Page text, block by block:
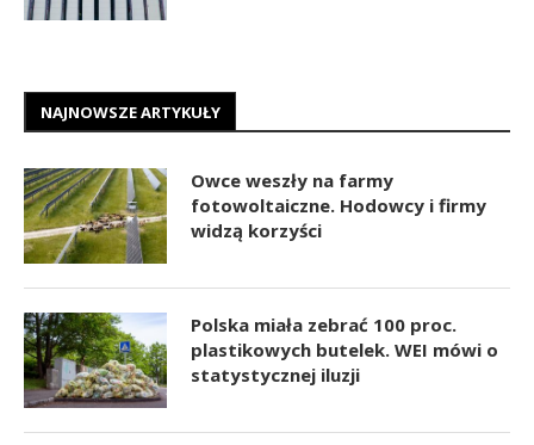
NAJNOWSZE ARTYKUŁY
Owce weszły na farmy
fotowoltaiczne. Hodowcy i firmy
widzą korzyści
Polska miała zebrać 100 proc.
plastikowych butelek. WEI mówi o
statystycznej iluzji